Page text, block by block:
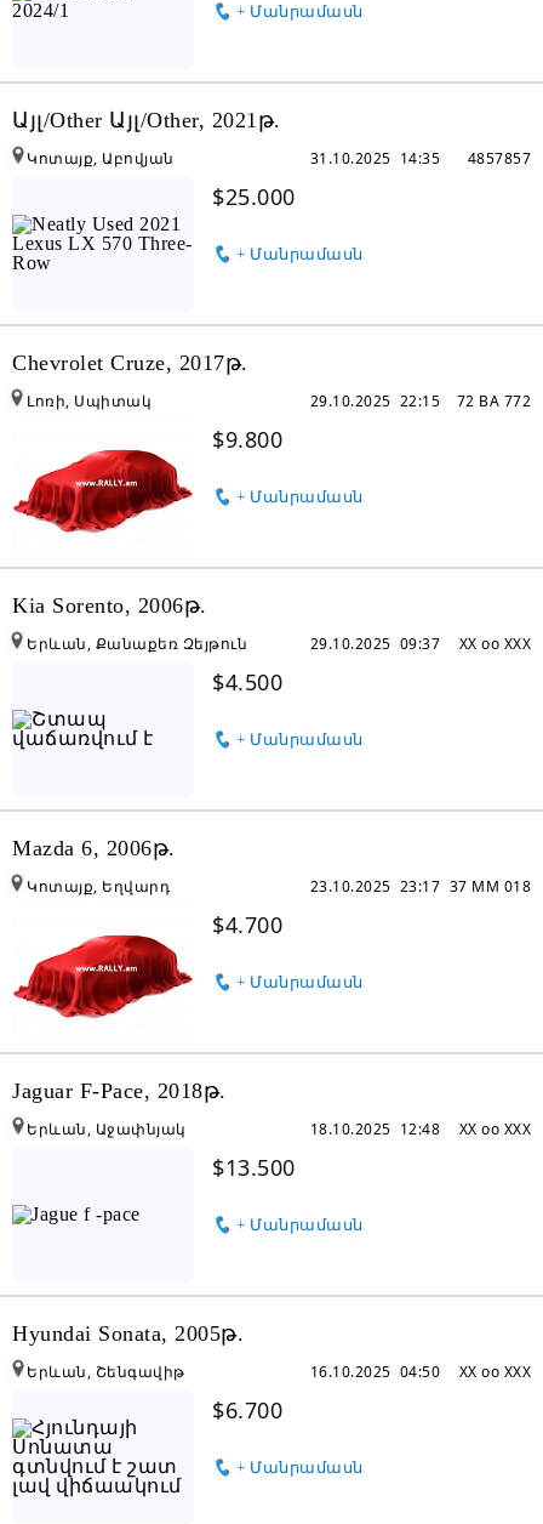
+ Մանրամասն
Այլ/Other Այլ/Other, 2021թ.
$25.000
+ Մանրամասն
4857857
31.10.2025 14:35
Կոտայք, Աբովյան
Chevrolet Cruze, 2017թ.
$9.800
+ Մանրամասն
72 BA 772
29.10.2025 22:15
Լոռի, Սպիտակ
Kia Sorento, 2006թ.
$4.500
+ Մանրամասն
XX oo XXX
29.10.2025 09:37
Երևան, Քանաքեռ Զեյթուն
Mazda 6, 2006թ.
$4.700
+ Մանրամասն
37 MM 018
23.10.2025 23:17
Կոտայք, Եղվարդ
Jaguar F-Pace, 2018թ.
$13.500
+ Մանրամասն
XX oo XXX
18.10.2025 12:48
Երևան, Աջափնյակ
Hyundai Sonata, 2005թ.
$6.700
+ Մանրամասն
XX oo XXX
16.10.2025 04:50
Երևան, Շենգավիթ